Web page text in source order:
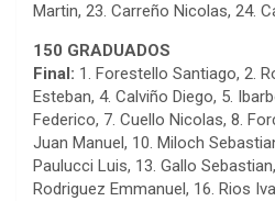
Martin, 23. Carreño Nicolas, 24.
150 GRADUADOS
Final: 1. Forestello Santiago, 2.
Esteban, 4. Calviño Diego, 5.
Federico, 7. Cuello Nicolas, 8.
Juan Manuel, 10. Miloch
Paulucci Luis, 13. Gallo
Rodriguez Emmanuel, 16. Rios